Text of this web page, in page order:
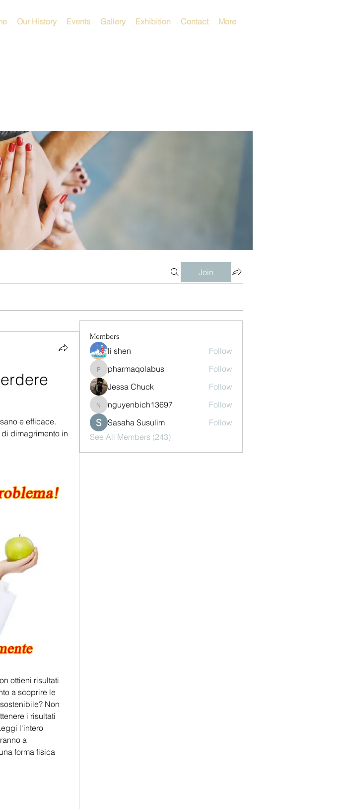
Our History Events Gallery Exhibition Contact More
Join
e efficace.
dimagrimento in
ottieni risultati
a scoprire le
Non
i risultati
l'intero
a
forma fisica
Members
li shen Follow
pharmaqolabus
pharmaqolabus
Follow
Jessa Chuck
Follow
nguyenbich13697
nguyenbich13697
Follow
Sasaha Susulim
Follow
See All Members (243)